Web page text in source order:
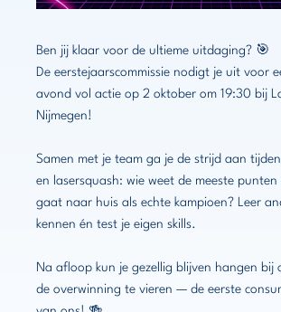
Ben jij klaar voor de ultieme uitdaging? 🎯
De eerstejaarscommissie nodigt je uit voor
avond vol actie op 2 oktober om 19:30 bij
Nijmegen!
Samen met je team ga je de strijd aan
en lasersquash: wie weet de meeste punten
gaat naar huis als echte kampioen? Leer
kennen én test je eigen skills.
Na afloop kun je gezellig blijven hangen bij
de overwinning te vieren — de eerste